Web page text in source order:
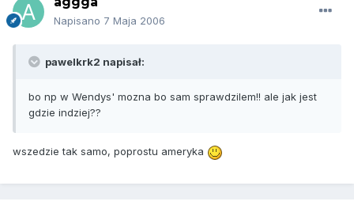
Napisano 7 Maja 2006
pawelkrk2 napisał:
bo np w Wendys' mozna bo sam sprawdzilem!! ale jak jest
gdzie indziej??
wszedzie tak samo, poprostu ameryka